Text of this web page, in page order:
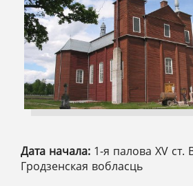
Дата начала: 1-я палова XV ст.
Гродзенская вобласць